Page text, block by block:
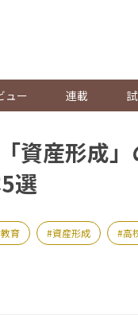
ュー 連載
資産形成
選
教育 資産形成 高